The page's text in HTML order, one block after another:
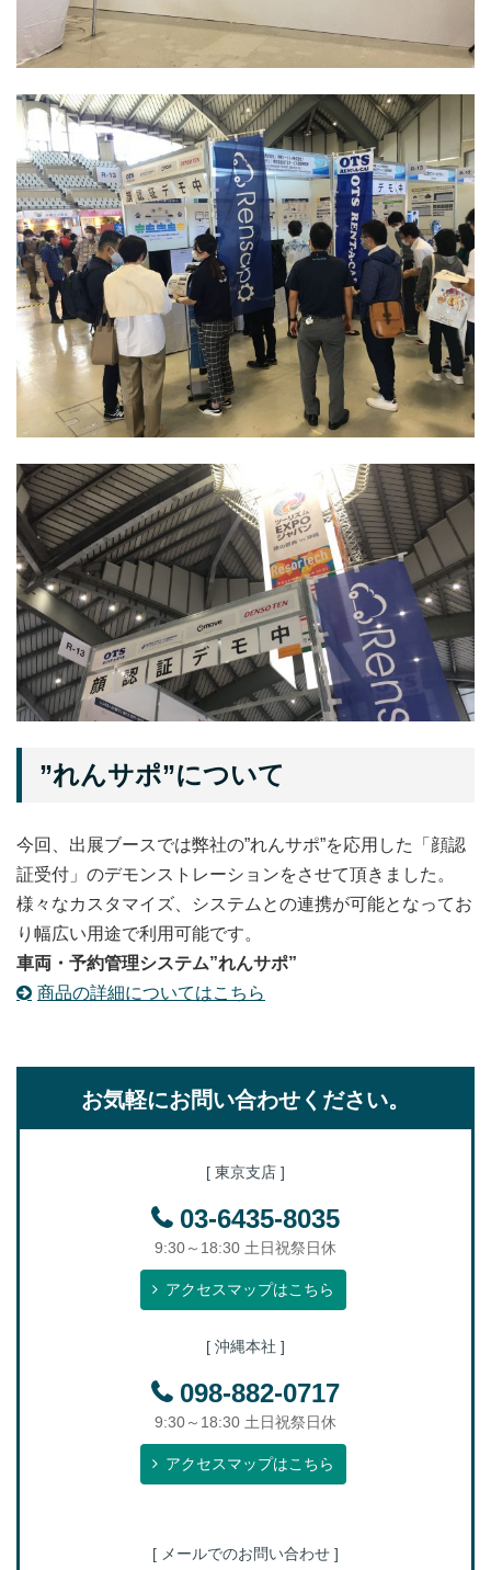
”れんサポ”について
今回、出展ブースでは弊社の”れんサポ”を応用した「顔認
証受付」のデモンストレーションをさせて頂きました。
様々なカスタマイズ、システムとの連携が可能となってお
り幅広い用途で利用可能です。
車両・予約管理システム”れんサポ”
商品の詳細についてはこちら
お気軽にお問い合わせください。
[ 東京支店 ]
03-6435-8035
9:30～18:30 土日祝祭日休
アクセスマップはこちら
[ 沖縄本社 ]
098-882-0717
9:30～18:30 土日祝祭日休
アクセスマップはこちら
[ メールでのお問い合わせ ]